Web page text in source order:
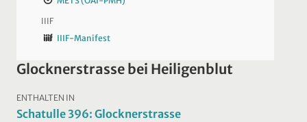
IIIF
IIIF-Manifest
Glocknerstrasse bei Heiligenblut
ENTHALTEN IN
Schatulle 396: Glocknerstrasse